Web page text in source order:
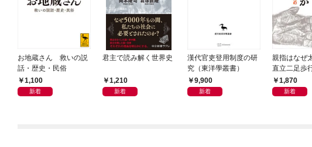
お地蔵さん 救いの説
話・歴史・民俗
1,100
新着
君主で読み解く世界史
1,210
新着
漢代官吏登用制度の研
究（東洋學叢書）
9,900
新着
親指はなぜ
直立二足歩
迫る1,870
新着